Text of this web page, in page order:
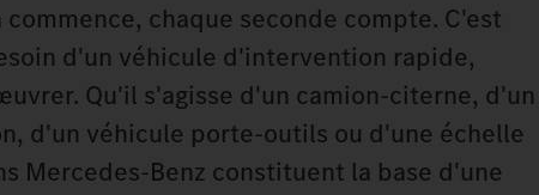
chaque seconde compte. C'est
d'un véhicule d'intervention rapide,
Qu'il s'agisse d'un camion-citerne, d'un
d'un véhicule porte-outils ou d'une échelle
Mercedes‑Benz constituent la base d'une